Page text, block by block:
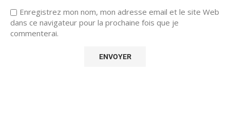
Enregistrez mon nom, mon adresse email et le site Web
dans ce navigateur pour la prochaine fois que je
commenterai.